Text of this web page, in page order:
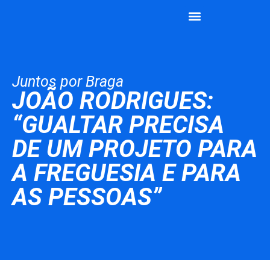
Juntos por Braga
JOÃO RODRIGUES:
“GUALTAR PRECISA
DE UM PROJETO PARA
A FREGUESIA E PARA
AS PESSOAS”